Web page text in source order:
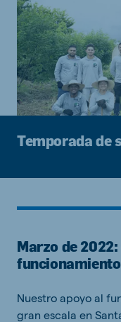
Temporada de
Marzo de
Nuestro apoyo al
gran escala en